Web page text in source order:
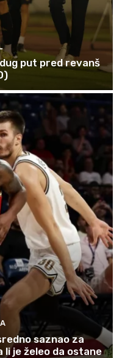
put pred revanš
saznao za
li je želeo da ostane